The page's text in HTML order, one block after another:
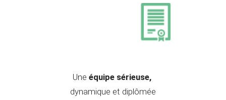
Une équipe sérieuse,
dynamique et diplômée